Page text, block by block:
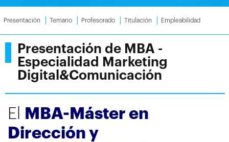
Presentación Temario Profesorado Titulación Empleabilidad
Presentación de MBA -
Especialidad Marketing
Digital&Comunicación
El
MBA-Máster en
Dirección y